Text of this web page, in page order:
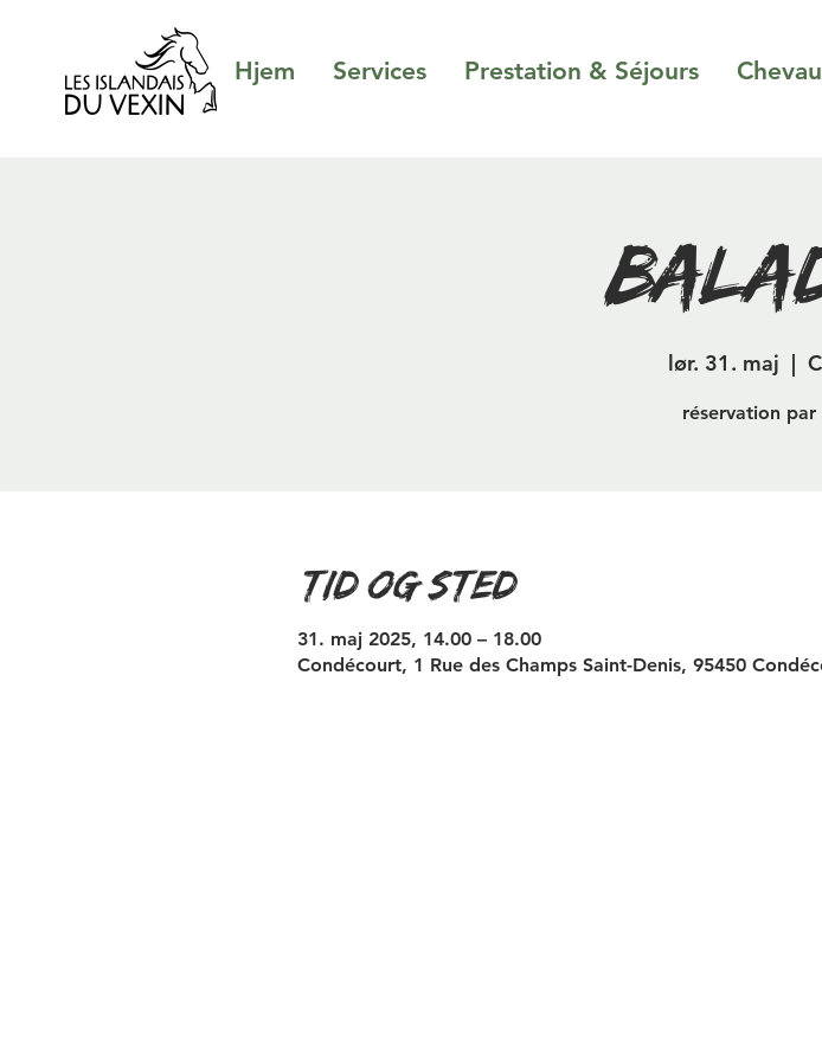
Hjem Services Prestation & Séjours
lør. 31. maj
  |
réservation
Tid og sted
31. maj 2025, 14.00 – 18.00
Condécourt, 1 Rue des Champs Saint-Denis, 95450